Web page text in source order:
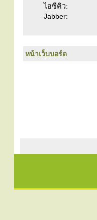
ไอซีคิว:
Jabber:
หน้าเว็บบอร์ด